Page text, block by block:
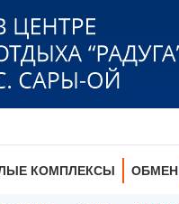
КОМПЛЕКСЫ ОБМЕН